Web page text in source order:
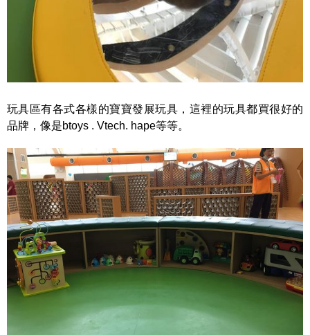
玩具區有各式各樣的寶寶發展玩具，這裡的玩具都買很好的
品牌，像是btoys . Vtech. hape等等。